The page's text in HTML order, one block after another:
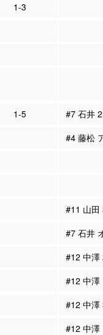
1-3
1-5
#7 石井
#4 藤松
#11 山田
#7 石井
#12 中澤
#12 中澤
#12 中澤
#12 中澤